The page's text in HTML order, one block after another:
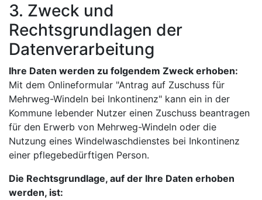
3. Zweck und
Rechtsgrundlagen der
Datenverarbeitung
Ihre Daten werden zu folgendem Zweck erhoben:
Mit dem Onlineformular "Antrag auf Zuschuss für
Mehrweg-Windeln bei Inkontinenz" kann ein in der
Kommune lebender Nutzer einen Zuschuss beantragen
für den Erwerb von Mehrweg-Windeln oder die
Nutzung eines Windelwaschdienstes bei Inkontinenz
einer pflegebedürftigen Person.
Die Rechtsgrundlage, auf der Ihre Daten erhoben
werden, ist: